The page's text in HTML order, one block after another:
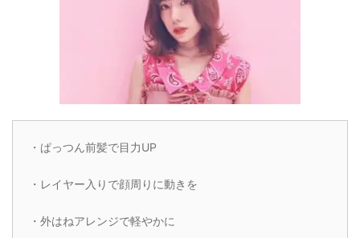
・ぱっつん前髪で目力UP
・レイヤー入りで顔周りに動きを
・外はねアレンジで軽やかに